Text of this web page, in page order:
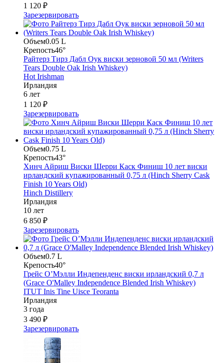
1 120 ₽
Зарезервировать
Объем0.05 L
Крепость46°
Райтерз Тирз Дабл Оук виски зерновой 50 мл (Writers
Tears Double Oak Irish Whiskey)
Hot Irishman
Ирландия
6 лет
1 120 ₽
Зарезервировать
Объем0.75 L
Крепость43°
Хинч Айриш Виски Шерри Каск Финиш 10 лет виски
ирландский купажированный 0,75 л (Hinch Sherry Cask
Finish 10 Years Old)
Hinch Distillery
Ирландия
10 лет
6 850 ₽
Зарезервировать
Объем0.7 L
Крепость40°
Грейс О’Мэлли Индепенденс виски ирландский 0,7 л
(Grace O'Malley Independence Blended Irish Whiskey)
ITUT Inis Tine Uisce Teoranta
Ирландия
3 года
3 490 ₽
Зарезервировать